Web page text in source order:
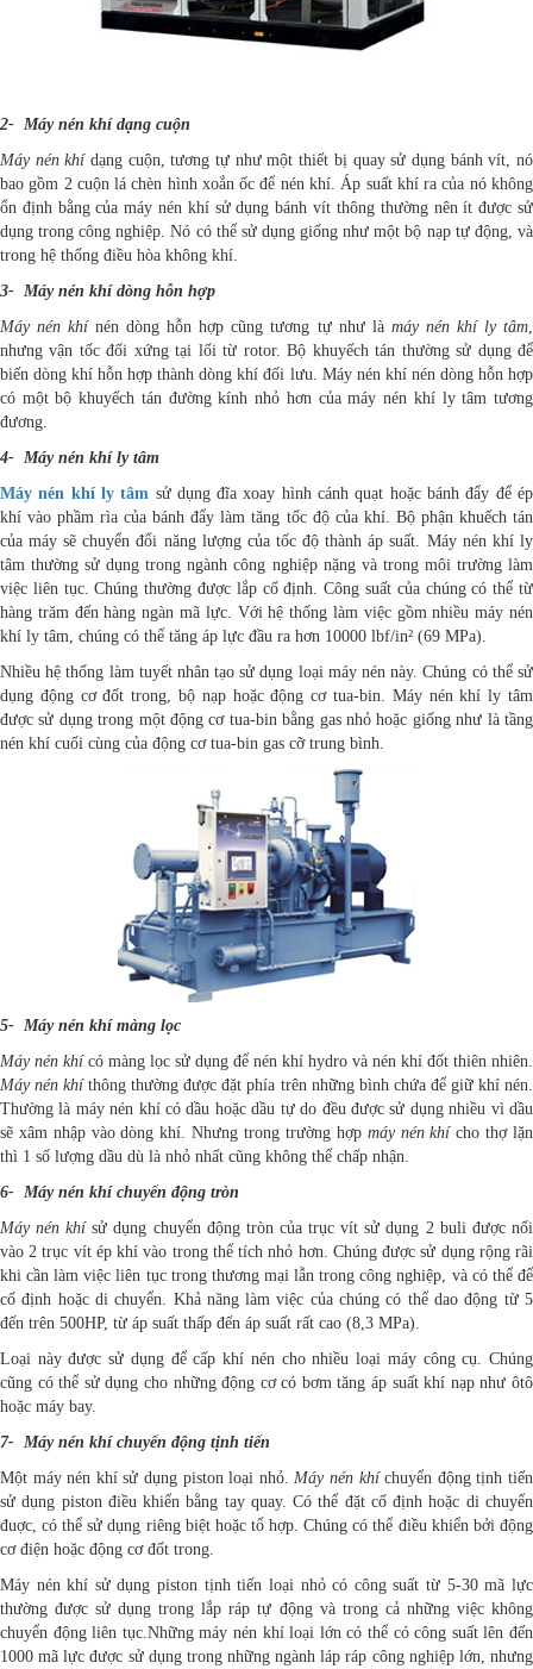
2- Máy nén khí dạng cuộn
Máy nén khídạng cuộn, tương tự như một thiết bị quay sử dụng bánh vít, nó
bao gồm 2 cuộn lá chèn hình xoắn ốc để nén khí. Áp suất khí ra của nó không
ổn định bằng của máy nén khí sử dụng bánh vít thông thường nên ít được sử
dụng trong công nghiệp. Nó có thể sử dụng giống như một bộ nạp tự động, và
trong hệ thống điều hòa không khí.
3- Máy nén khí dòng hỗn hợp
Máy nén khínén dòng hỗn hợp cũng tương tự như là máy nén khí ly tâm
nhưng vận tốc đối xứng tại lối từ rotor. Bộ khuyếch tán thường sử dụng để
biến dòng khí hỗn hợp thành dòng khí đối lưu. Máy nén khí nén dòng hỗn hợp
có một bộ khuyếch tán đường kính nhỏ hơn của máy nén khí ly tâm tương
đương.
4- Máy nén khí ly tâm
Máy nén khí ly tâm sử dụng đĩa xoay hình cánh quạt hoặc bánh đẩy để ép
khí vào phầm rìa của bánh đẩy làm tăng tốc độ của khí. Bộ phận khuếch tán
của máy sẽ chuyển đổi năng lượng của tốc độ thành áp suất. Máy nén khí ly
tâm thường sử dụng trong ngành công nghiệp nặng và trong môi trường làm
việc liên tục. Chúng thường được lắp cố định. Công suất của chúng có thể từ
hàng trăm đến hàng ngàn mã lực. Với hệ thống làm việc gồm nhiều máy nén
khí ly tâm, chúng có thể tăng áp lực đầu ra hơn 10000 lbf/in² (69 MPa).
Nhiều hệ thống làm tuyết nhân tạo sử dụng loại máy nén này. Chúng có thể sử
dụng động cơ đốt trong, bộ nạp hoặc động cơ tua-bin. Máy nén khí ly tâm
được sử dụng trong một động cơ tua-bin bằng gas nhỏ hoặc giống như là tầng
nén khí cuối cùng của động cơ tua-bin gas cỡ trung bình.
5- Máy nén khí màng lọc
Máy nén khícó màng lọc sử dụng để nén khí hydro và nén khí đốt thiên nhiên.
Máy nén khíthông thường được đặt phía trên những bình chứa để giữ khí nén.
Thường là máy nén khí có dầu hoặc dầu tự do đều được sử dụng nhiều vì dầu
sẽ xâm nhập vào dòng khí. Nhưng trong trường hợp máy nén khícho thợ lặn
thì 1 số lượng dầu dù là nhỏ nhất cũng không thể chấp nhận.
6- Máy nén khí chuyển động tròn
Máy nén khísử dụng chuyển động tròn của trục vít sử dụng 2 buli được nối
vào 2 trục vít ép khí vào trong thể tích nhỏ hơn. Chúng được sử dụng rộng rãi
khi cần làm việc liên tục trong thương mại lẫn trong công nghiệp, và có thể để
cố định hoặc di chuyển. Khả năng làm việc của chúng có thể dao động từ 5
đến trên 500HP, từ áp suất thấp đến áp suất rất cao (8,3 MPa).
Loại này được sử dụng để cấp khí nén cho nhiều loại máy công cụ. Chúng
cũng có thể sử dụng cho những động cơ có bơm tăng áp suất khí nạp như ôtô
hoặc máy bay.
7- Máy nén khí chuyển động tịnh tiến
Một máy nén khí sử dụng piston loại nhỏ. Máy nén khíchuyển động tịnh tiến
sử dụng piston điều khiển bằng tay quay. Có thể đặt cố định hoặc di chuyển
đuợc, có thể sử dụng riêng biệt hoặc tổ hợp. Chúng có thể điều khiển bởi động
cơ điện hoặc động cơ đốt trong.
Máy nén khí sử dụng piston tịnh tiến loại nhỏ có công suất từ 5-30 mã lực
thường được sử dụng trong lắp ráp tự động và trong cả những việc không
chuyển động liên tục.Những máy nén khí loại lớn có thể có công suất lên đến
1000 mã lực được sử dụng trong những ngành láp ráp công nghiệp lớn, nhưng